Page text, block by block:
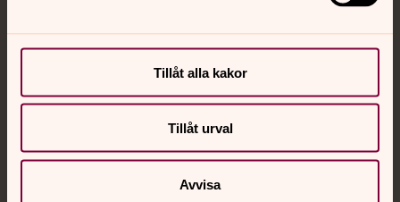
Tillåt alla kakor
Tillåt urval
Avvisa
Chatt
Digitalt brev
Svenska kyrkan